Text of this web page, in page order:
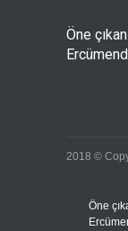
Öne
2018 ©
Öne